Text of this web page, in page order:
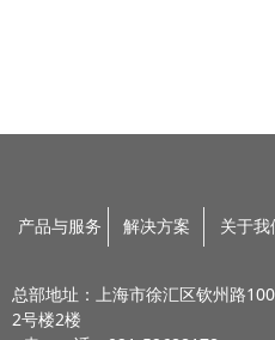
产品与服务 解决方案 关于我
总部地址：上海市徐汇区钦州路
2号楼2楼